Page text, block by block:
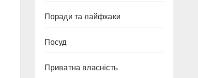
Поради та лайфхаки
Посуд
Приватна власність